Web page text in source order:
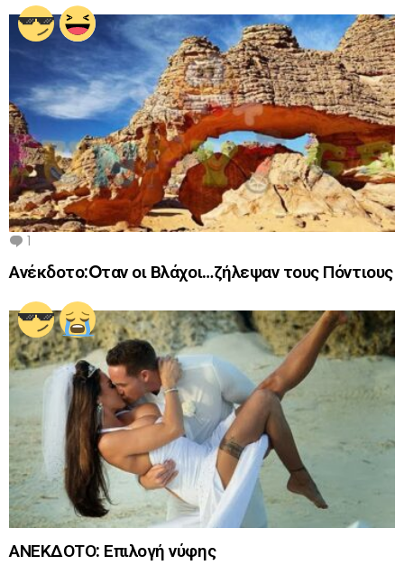
1
Ανέκδοτο:Oταν οι Βλάχοι…ζήλεψαν τους Πόντιους
ΑΝΕΚΔΟΤΟ: Επιλογή νύφης